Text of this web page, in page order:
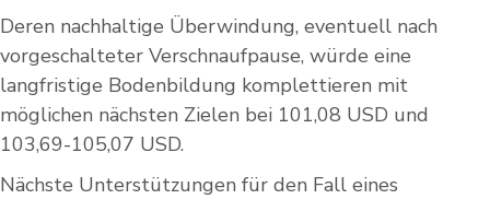
Deren nachhaltige Überwindung, eventuell nach
vorgeschalteter Verschnaufpause, würde eine
langfristige Bodenbildung komplettieren mit
möglichen nächsten Zielen bei 101,08 USD und
103,69-105,07 USD.
Nächste Unterstützungen für den Fall eines